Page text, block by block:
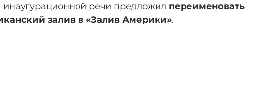
инаугурационной речи предложил переименовать
залив в «Залив Америки».